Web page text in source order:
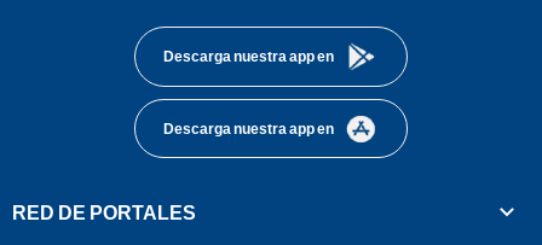
Descarga nuestra app en
Descarga nuestra app en
RED DE PORTALES